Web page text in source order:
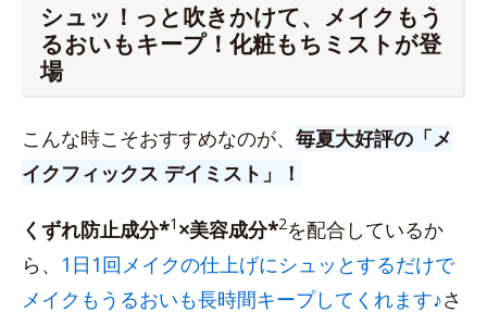
シュッ！っと吹きかけて、メイクもう
るおいもキープ！化粧もちミストが登
場
こんな時こそおすすめなのが、 毎夏大好評の「メ
イクフィックス デイミスト」！
くずれ防止成分*1 ×美容成分*2を配合しているか
ら、 1日1回メイクの仕上げにシュッとするだけで
メイクもうるおいも長時間キープしてくれます♪さ